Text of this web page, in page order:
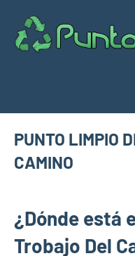
contenido
PUNTO LIMPIO
CAMINO
limpios en
municipios
de León
31,
2025
¿Dónde está
Trobajo Del